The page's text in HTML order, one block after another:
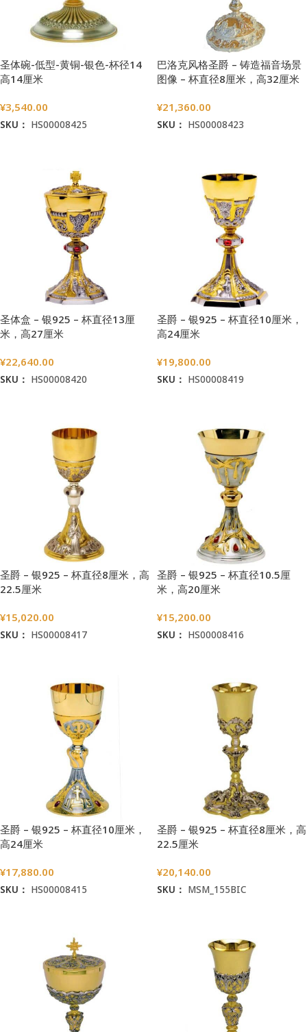
圣体碗-低型-黄铜-银色-杯径14
高14厘米
¥3,540.00
SKU： HS00008425
巴洛克风格圣爵 – 铸造福音场景
图像 – 杯直径8厘米，高32厘米
¥21,360.00
SKU： HS00008423
圣体盒 – 银925 – 杯直径13厘
米，高27厘米
¥22,640.00
SKU： HS00008420
圣爵 – 银925 – 杯直径10厘米，
高24厘米
¥19,800.00
SKU： HS00008419
圣爵 – 银925 – 杯直径8厘米，高
22.5厘米
¥15,020.00
SKU： HS00008417
圣爵 – 银925 – 杯直径10.5厘
米，高20厘米
¥15,200.00
SKU： HS00008416
圣爵 – 银925 – 杯直径10厘米，
高24厘米
¥17,880.00
SKU： HS00008415
圣爵 – 银925 – 杯直径8厘米，高
22.5厘米
¥20,140.00
SKU： MSM_155BIC